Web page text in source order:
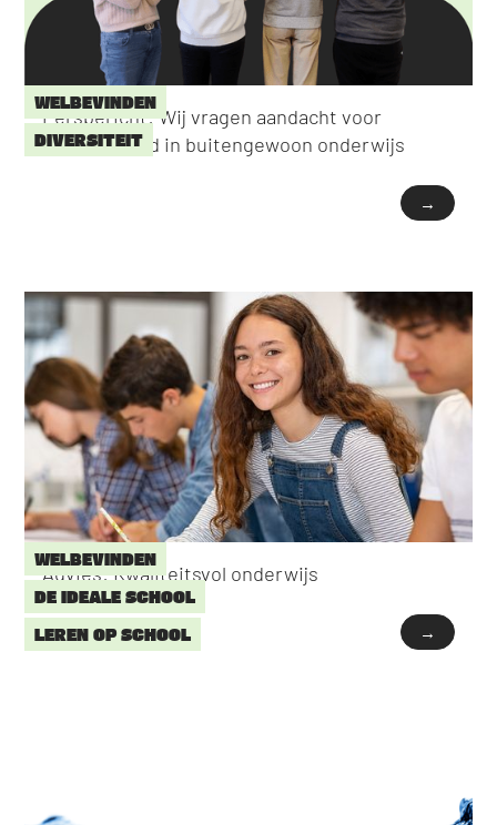
WELBEVINDEN
DIVERSITEIT
Persbericht: Wij vragen aandacht voor
eenzaamheid in buitengewoon onderwijs
→
WELBEVINDEN
DE IDEALE SCHOOL
LEREN OP SCHOOL
Advies: Kwaliteitsvol onderwijs
→